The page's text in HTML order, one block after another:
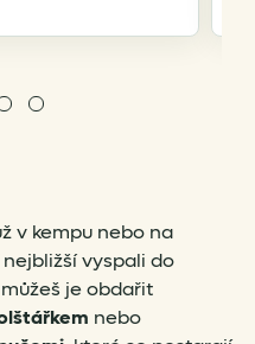
v kempu nebo na
vyspali do
je obdařit
nebo